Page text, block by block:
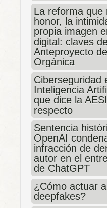
La reforma que
honor, la
propia imagen
digital: claves
Anteproyecto
Orgánica
Ciberseguridad
Inteligencia
que dice la
respecto
Sentencia
OpenAI
infracción de
autor en el
de ChatGPT
¿Cómo actuar
deepfakes?